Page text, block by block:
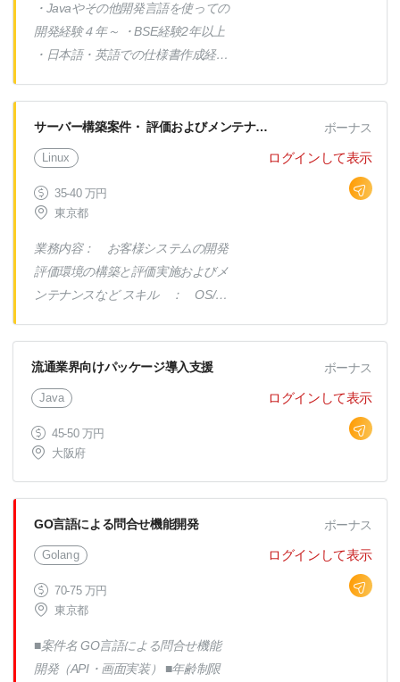
ポリシー・アクセス管理 ・Amazon
GuardDuty, Inspector,
CloudWatch などを活用した監視・
運用 ・コスト最適化・パフォーマ
ムとの連携・技術支援 ・AWSのベ
ストプラクティスの提案・実装
・Javaやその他開発言語を使っての
開発経験４年～ ・BSE経験2年以上
・日本語・英語での仕様書作成経験
単体テスト～受け入れ試験まで経験
をお持ちの方 ・英語と日本語が流
暢（N2以上)の方
サーバー構築案件・ 評価およびメンテナンス
Linux
35-40 万円
東京都
業務内容： お客様システムの開発
評価環境の構築と評価実施およびメ
ンテナンスなど スキル ： OS/ミ
VMware ESXi、他 NW機器 ：
IX-2235、RTX1210、他 その
他 ： 開発チームが海外でありリ
リースが遅れて深夜作業もあり（シ
フト勤務の際の宿泊時のホテル代は
実費精算）
ボーナス
ログインして表示
流通業界向けパッケージ導入支援
Java
45-50 万円
大阪府
ボーナス
ログインして表示
GO言語による問合せ機能開発
Golang
70-75 万円
東京都
■案件名 GO言語による問合せ機能
開発（API・画面実装） ■年齢制限
ボーナス
ログインして表示